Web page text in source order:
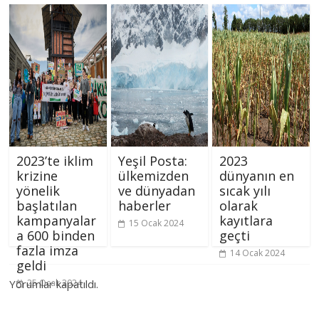
26 Ocak 2024
2023’te iklim
krizine
yönelik
başlatılan
kampanyalar
a 600 binden
fazla imza
geldi
25 Ocak 2024
Yeşil Posta:
ülkemizden
ve dünyadan
haberler
15 Ocak 2024
2023
dünyanın en
sıcak yılı
olarak
kayıtlara
geçti
14 Ocak 2024
Yorumlar kapatıldı.